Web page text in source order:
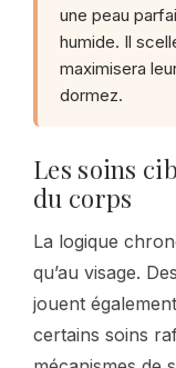
une peau
humide. Il
maximisera
dormez.
Les soins
du corps
La logique
qu’au visage.
jouent
certains soins